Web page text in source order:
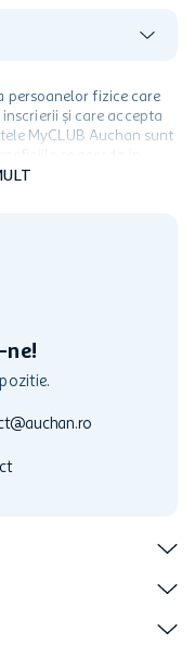
persoanelor fizice care
și care accepta
MyCLUB Auchan sunt
se acorda in
indicate de Auchan si
sau pentru alte
Cardului in perioada in
de utilizarea al Cardului.